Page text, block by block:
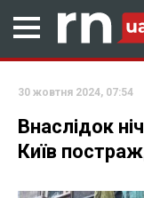
30 жовтня 2024, 07:54
Внаслідок
Київ